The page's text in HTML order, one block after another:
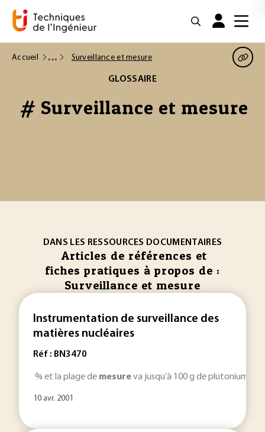
Accueil Surveillance et mesure
GLOSSAIRE
# Surveillance et mesure
DANS LES RESSOURCES DOCUMENTAIRES
Articles de références et
fiches pratiques à propos de :
Surveillance et mesure
Instrumentation de surveillance des
matières nucléaires
Réf : BN3470
% et la plage de mesureva jusqu’à 100 g de plutonium.
10 avr. 2001